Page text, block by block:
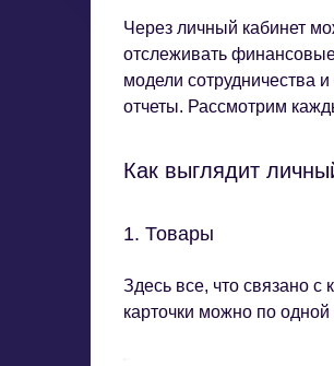
Через личный кабинет
отслеживать
модели сотрудничества
отчеты. Рассмотрим
Как выглядит
1. Товары
Здесь все, что связано с
карточки можно по